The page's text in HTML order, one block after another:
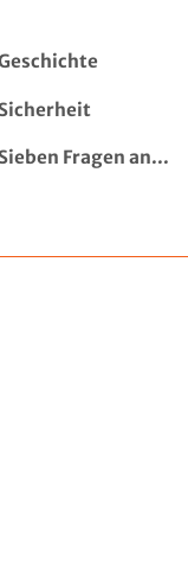
Sicherheit
Sieben Fragen an...